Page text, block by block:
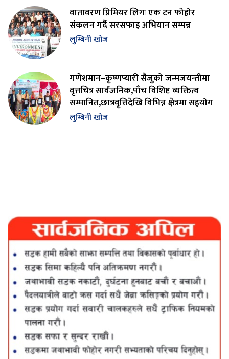
वातावरण प्रिमियर लिगः एक टन फोहोर
संकलन गर्दै सरसफाइ अभियान सम्पन्न
लुम्बिनी खोज
गणेशमान–कृष्णप्यारी सैजुको जन्मजयन्तीमा
वृत्तचित्र सार्वजनिक,पाँच विशिष्ट व्यक्तित्व
सम्मानित,छात्रवृत्तिदेखि विभिन्न क्षेत्रमा सहयोग
लुम्बिनी खोज